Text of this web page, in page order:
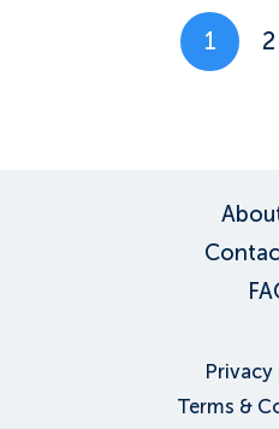
1 2
Terms &